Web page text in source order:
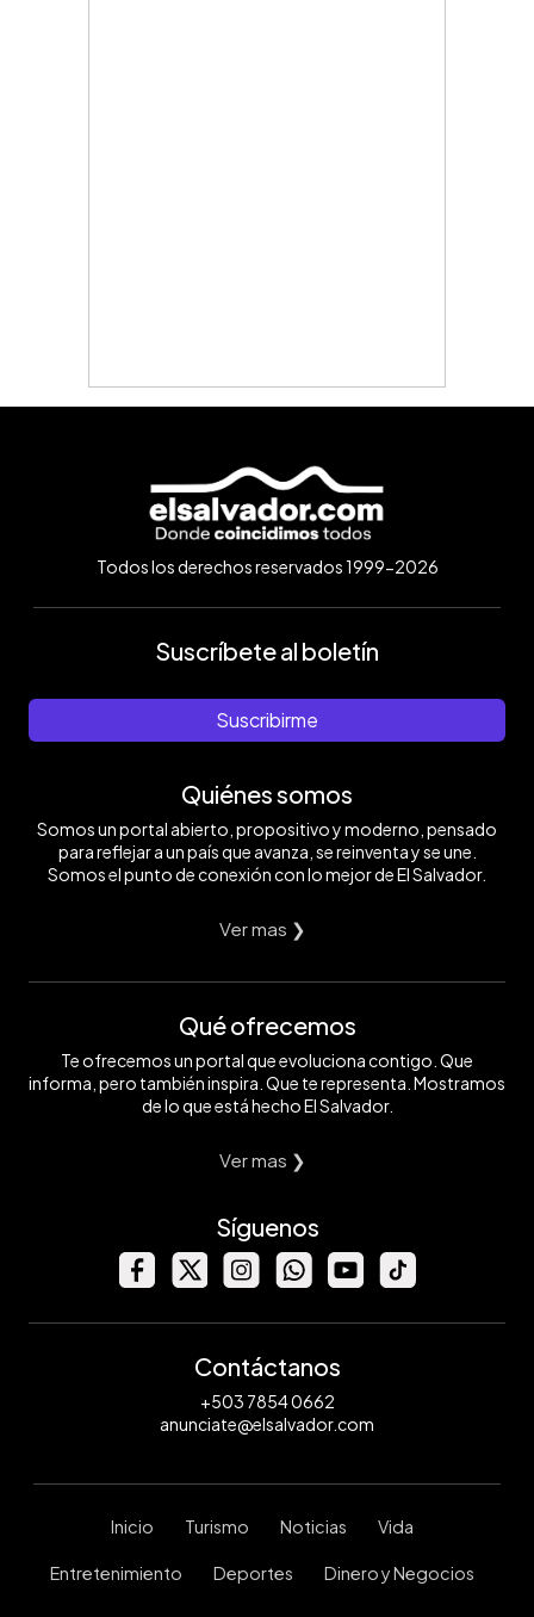
Todos los derechos reservados 1999-2026
Suscríbete al boletín
Suscribirme
Quiénes somos
Somos un portal abierto, propositivo y moderno, pensado
para reflejar a un país que avanza, se reinventa y se une.
Somos el punto de conexión con lo mejor de El Salvador.
Ver mas ❯
Qué ofrecemos
Te ofrecemos un portal que evoluciona contigo. Que
informa, pero también inspira. Que te representa. Mostramos
de lo que está hecho El Salvador.
Ver mas ❯
Síguenos
Contáctanos
+503 7854 0662
anunciate@elsalvador.com
Inicio Turismo Noticias Vida
Entretenimiento Deportes Dinero y Negocios